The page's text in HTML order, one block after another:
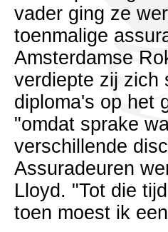
vader ging ze
toenmalige
Amsterdamse
verdiepte zij zich
diploma's op het
"omdat sprake
verschillende
Assuradeuren
Lloyd. "Tot die
toen moest ik